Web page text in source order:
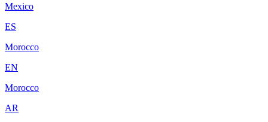
Mexico
ES
Morocco
EN
Morocco
AR